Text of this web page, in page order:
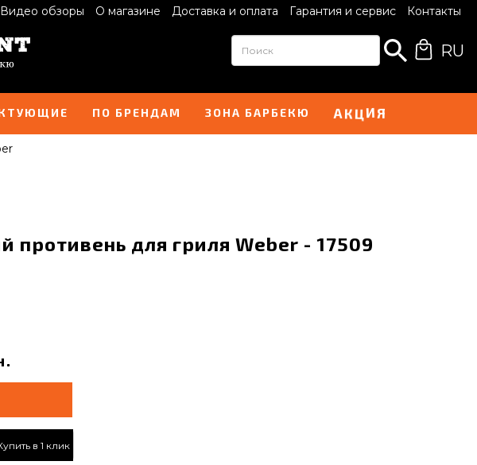
Видео обзоры О магазине Доставка и оплата Гарантия и сервис Контакты
RU
ПО БРЕНДАМ ЗОНА БАРБЕКЮ АКЦИЯ
противень для гриля Weber - 17509
в 1 клик